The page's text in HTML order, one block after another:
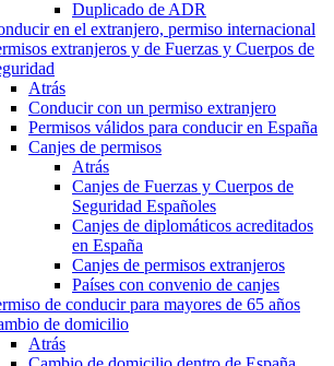
Duplicado de ADR
en el extranjero, permiso internacional
extranjeros y de Fuerzas y Cuerpos de
Atrás
Conducir con un permiso extranjero
Permisos válidos para conducir en España
Canjes de permisos
Atrás
Canjes de Fuerzas y Cuerpos de
Seguridad Españoles
Canjes de diplomáticos acreditados
en España
Canjes de permisos extranjeros
Países con convenio de canjes
de conducir para mayores de 65 años
de domicilio
Atrás